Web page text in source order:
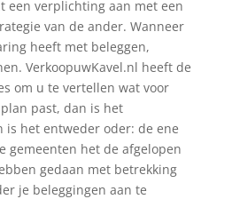
een verplichting aan met een
van de ander. Wanneer
heeft met beleggen,
VerkoopuwKavel.nl heeft de
om u te vertellen wat voor
past, dan is het
is het entweder oder: de ene
gemeenten het de afgelopen
gedaan met betrekking
je beleggingen aan te